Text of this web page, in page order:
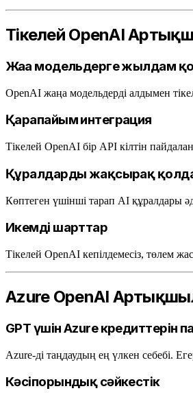
Тікелей OpenAI
Жаңа модельдерге жылдам
OpenAI жаңа модельдерді алдымен
Қарапайым интеграция
Тікелей OpenAI бір API кілтін
Құралдарды жақсырақ
Көптеген үшінші тарап AI құралдары
Икемді шарттар
Тікелей OpenAI кепілдемесіз, төлем
Azure OpenAI
GPT үшін Azure кредиттерін
Azure-ді таңдаудың ең үлкен себебі.
Кәсіпорындық сәйкестік